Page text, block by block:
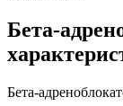
Бета-
Бета-